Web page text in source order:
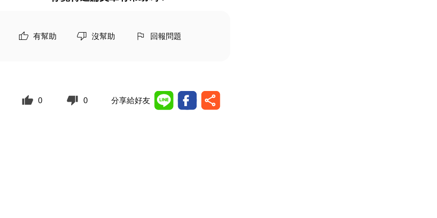
有幫助 沒幫助 回報問題
0 0 分享給好友